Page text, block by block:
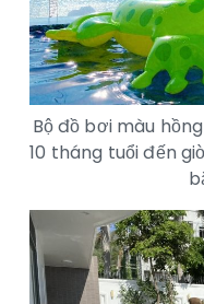
Bộ đồ bơi màu
10 tháng tuổi đến